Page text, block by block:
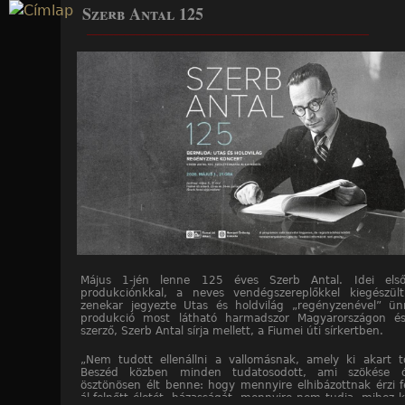
Jump to navigation
Szerb Antal 125
Május 1-jén lenne 125 éves Szerb Antal. Idei
produkciónkkal, a neves vendégszereplőkkel
zenekar jegyezte Utas és holdvilág „regényzenével”
produkció most látható harmadszor Magyarországon
szerző, Szerb Antal sírja mellett, a Fiumei úti sírkertben.
„Nem tudott ellenállni a vallomásnak, amely ki akart
Beszéd közben minden tudatosodott, ami szökése
ösztönösen élt benne: hogy mennyire elhibázottnak érzi
ál-felnőtt életét, házasságát, mennyire nem tudja, mihez